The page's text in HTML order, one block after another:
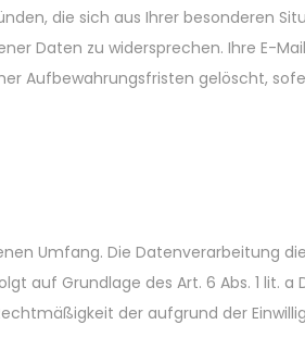
die sich aus Ihrer besonderen
Daten zu widersprechen. Ihre E-
Aufbewahrungsfristen gelöscht,
Umfang. Die Datenverarbeitung
auf Grundlage des Art. 6 Abs. 1 lit. a
der aufgrund der